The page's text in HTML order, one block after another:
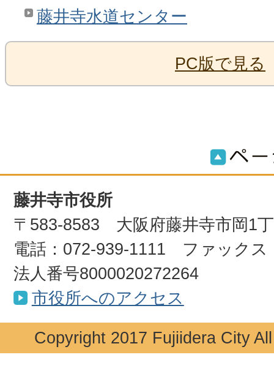
藤井寺水道センター
PC版で見る
藤井寺市役所
〒583-8583 大阪府藤井寺市岡1
電話：072-939-1111 ファックス
法人番号8000020272264
市役所へのアクセス
Copyright 2017 Fujiidera City